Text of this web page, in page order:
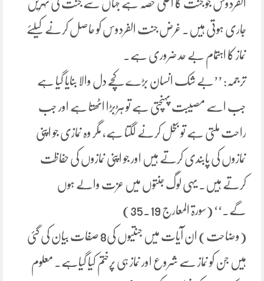
الفردوس جو جنت کا اعلیٰ حصہ ہے جہاں سے جنت کی نہریں
جاری ہوتی ہیں۔ غرض جنت الفردوس کو حاصل کرنے کیلئے
نماز کا اہتمام بے حد ضروری ہے۔
ترجمہ: ’’بے شک انسان بڑے کچّے دل والا بنایا گیا ہے
جب اسے مصیبت پہنچتی ہے تو ہڑبڑا اٹھتا ہے اور جب
راحت ملتی ہے تو بخل کرنے لگتا ہے، مگر وہ نمازی جو اپنی
نمازوں کی پابندی کرتے ہیں اور جو اپنی نمازوں کی حفاظت
کرتے ہیں۔ یہی لوگ جنتوں میں عزت والے ہوں
گے۔‘‘ (سورۃ المعارج 19۔35)
(وضاحت) ان آیات میں جنتیوں کی8 صفات بیان کی گئی
ہیں جن کو نماز سے شروع اور نماز ہی پرختم کیا گیاہے۔ معلوم